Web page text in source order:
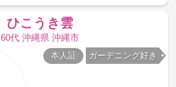
ひこうき雲
60代 沖縄県 沖縄市
本人証 ガーデニング好き